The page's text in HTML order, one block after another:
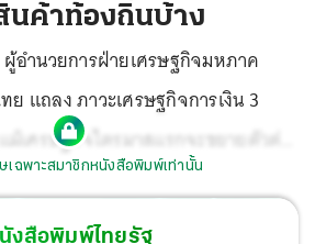
นค้าท้องถิ่นบ้าง
ำนวยการฝ่ายเศรษฐกิจมหภาค
ย แถลง ภาวะเศรษฐกิจการเงิน 3
เศรษฐกิจไตรมาสแรกจะขยายตัวต่อ
กำลังซื้อโดยรวมยังไม่เข้มแข็งนัก โดย
ย ทำให้ การขับเคลื่อนการบริโภคใน
เฉพาะสมาชิกหนังสือพิมพ์เท่านั้น
งสือพิมพ์ไทยรัฐ